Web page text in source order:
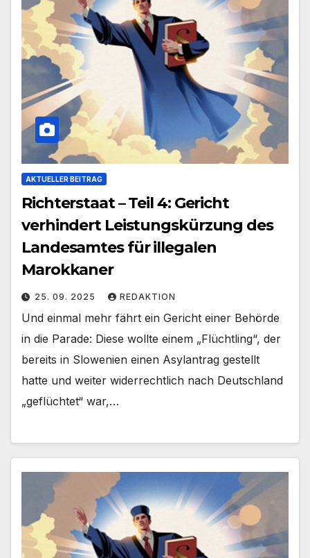
AKTUELLER BEITRAG
Richterstaat – Teil 4: Gericht
verhindert Leistungskürzung des
Landesamtes für illegalen
Marokkaner
25. 09. 2025 REDAKTION
Und einmal mehr fährt ein Gericht einer Behörde
in die Parade: Diese wollte einem „Flüchtling“, der
bereits in Slowenien einen Asylantrag gestellt
hatte und weiter widerrechtlich nach Deutschland
„geflüchtet“ war,…